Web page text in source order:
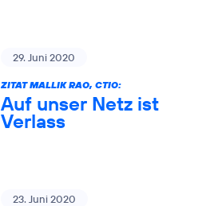
29. Juni 2020
ZITAT MALLIK RAO, CTIO:
Auf unser Netz ist
Verlass
23. Juni 2020